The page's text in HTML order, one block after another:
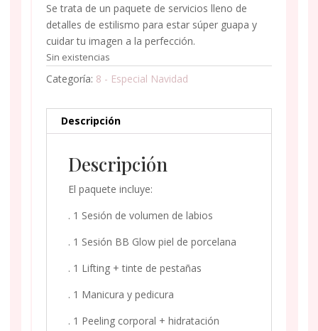
Se trata de un paquete de servicios lleno de
detalles de estilismo para estar súper guapa y
cuidar tu imagen a la perfección.
Sin existencias
Categoría: 8 - Especial Navidad
Descripción
Descripción
El paquete incluye:
. 1 Sesión de volumen de labios
. 1 Sesión BB Glow piel de porcelana
. 1 Lifting + tinte de pestañas
. 1 Manicura y pedicura
. 1 Peeling corporal + hidratación